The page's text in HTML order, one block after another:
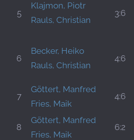
5
Klajmon, Piotr
Rauls, Christian
3:6
6
Becker, Heiko
Rauls, Christian
4:6
7
Göttert, Manfred
Fries, Maik
4:6
8
Göttert, Manfred
Fries, Maik
6:2